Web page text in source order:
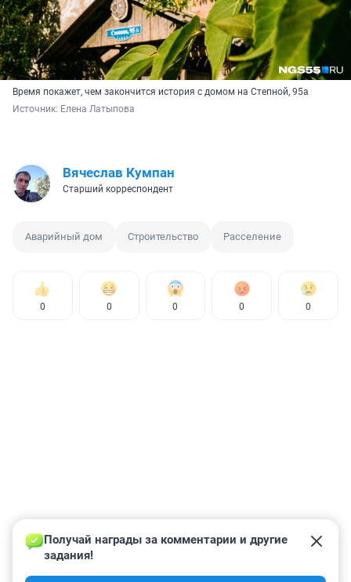
Время покажет, чем закончится история с домом на Степной, 95а
Источник: Елена Латыпова
Вячеслав Кумпан
Старший корреспондент
Аварийный дом Строительство Расселение
0 0 0 0 0
Получай награды за комментарии и другие
задания!